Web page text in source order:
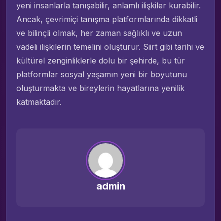
yeni insanlarla tanışabilir, anlamlı ilişkiler kurabilir.
Ancak, çevrimiçi tanışma platformlarında dikkatli
ve bilinçli olmak, her zaman sağlıklı ve uzun
vadeli ilişkilerin temelini oluşturur. Siirt gibi tarihi ve
kültürel zenginliklerle dolu bir şehirde, bu tür
platformlar sosyal yaşamın yeni bir boyutunu
oluşturmakta ve bireylerin hayatlarına yenilik
katmaktadır.
admin